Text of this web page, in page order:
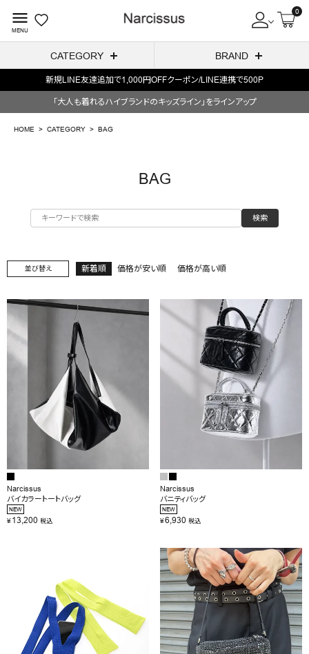
menu
MENU
0
CATEGORY BRAND
ようこそ ゲスト 様
search
NEW IN
BRAND
SALE
OUTLET
RANKING
RE STOCK
COMING SOON
JOURNAL
INFORMATION
お問い合わせ
新規LINE友達追加で1,000円OFFクーポン/LINE連携で500P
「大人も着れるハイブランドのキッズライン」をラインアップ
HOME CATEGORY BAG
BAG
検索
並び替え 新着順 価格が安い順 価格が高い順
Narcissus
バイカラートートバッグ
NEW
¥13,200 税込
Narcissus
バニティバッグ
NEW
¥6,930 税込